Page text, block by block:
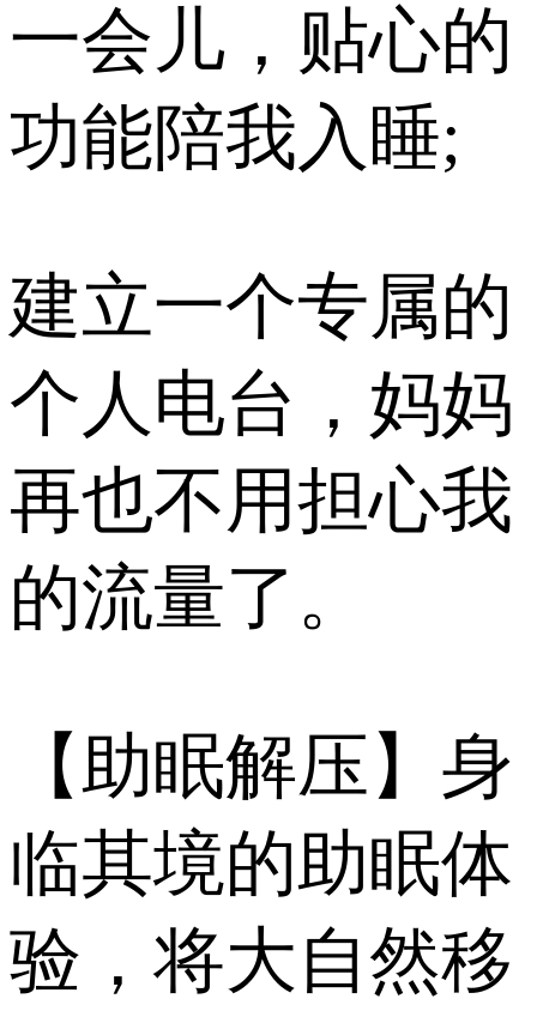
一会儿，贴心的
功能陪我入睡;
建立一个专属的
个人电台，妈妈
再也不用担心我
的流量了。
【助眠解压】身
临其境的助眠体
验，将大自然移